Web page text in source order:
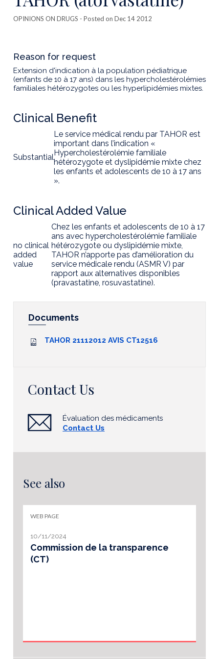
OPINIONS ON DRUGS - Posted on Dec 14 2012
Reason for request
Extension d'indication à la population pédiatrique
(enfants de 10 à 17 ans) dans les hypercholestérolémies
familiales hétérozygotes ou les hyperlipidémies mixtes.
Clinical Benefit
Substantial
Le service médical rendu par TAHOR est
important dans l’indication «
Hypercholestérolémie familiale
hétérozygote et dyslipidémie mixte chez
les enfants et adolescents de 10 à 17 ans
».
Clinical Added Value
no clinical
added
value
Chez les enfants et adolescents de 10 à 17
ans avec hypercholestérolémie familiale
hétérozygote ou dyslipidémie mixte,
TAHOR n’apporte pas d’amélioration du
service médicale rendu (ASMR V) par
rapport aux alternatives disponibles
(pravastatine, rosuvastatine).
Documents
TAHOR 21112012 AVIS CT12516
Contact Us
Évaluation des médicaments
Contact Us
See also
WEB PAGE
10/11/2024
Commission de la transparence
(CT)